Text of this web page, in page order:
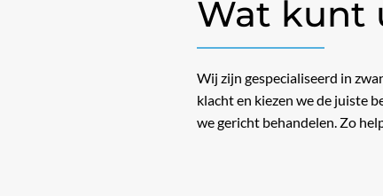
Wat kunt
Wij zijn gespecialiseerd in
klacht en kiezen we de juiste
we gericht behandelen. Zo